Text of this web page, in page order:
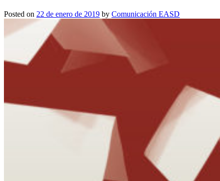
Posted on 22 de enero de 2019 by Comunicación EASD